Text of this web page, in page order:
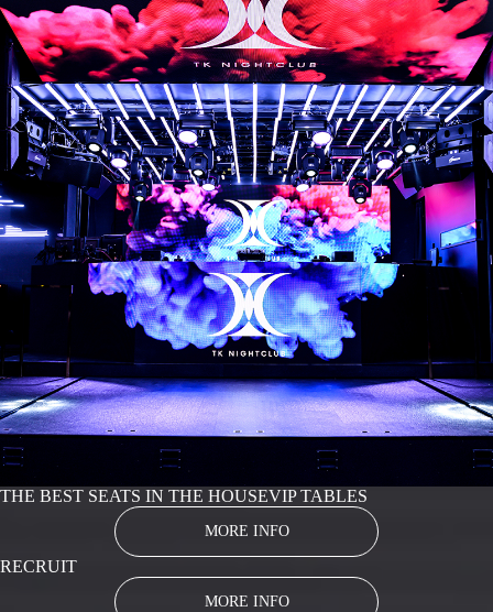
THE BEST SEATS IN THE HOUSEVIP TABLES
MORE INFO
RECRUIT
MORE INFO